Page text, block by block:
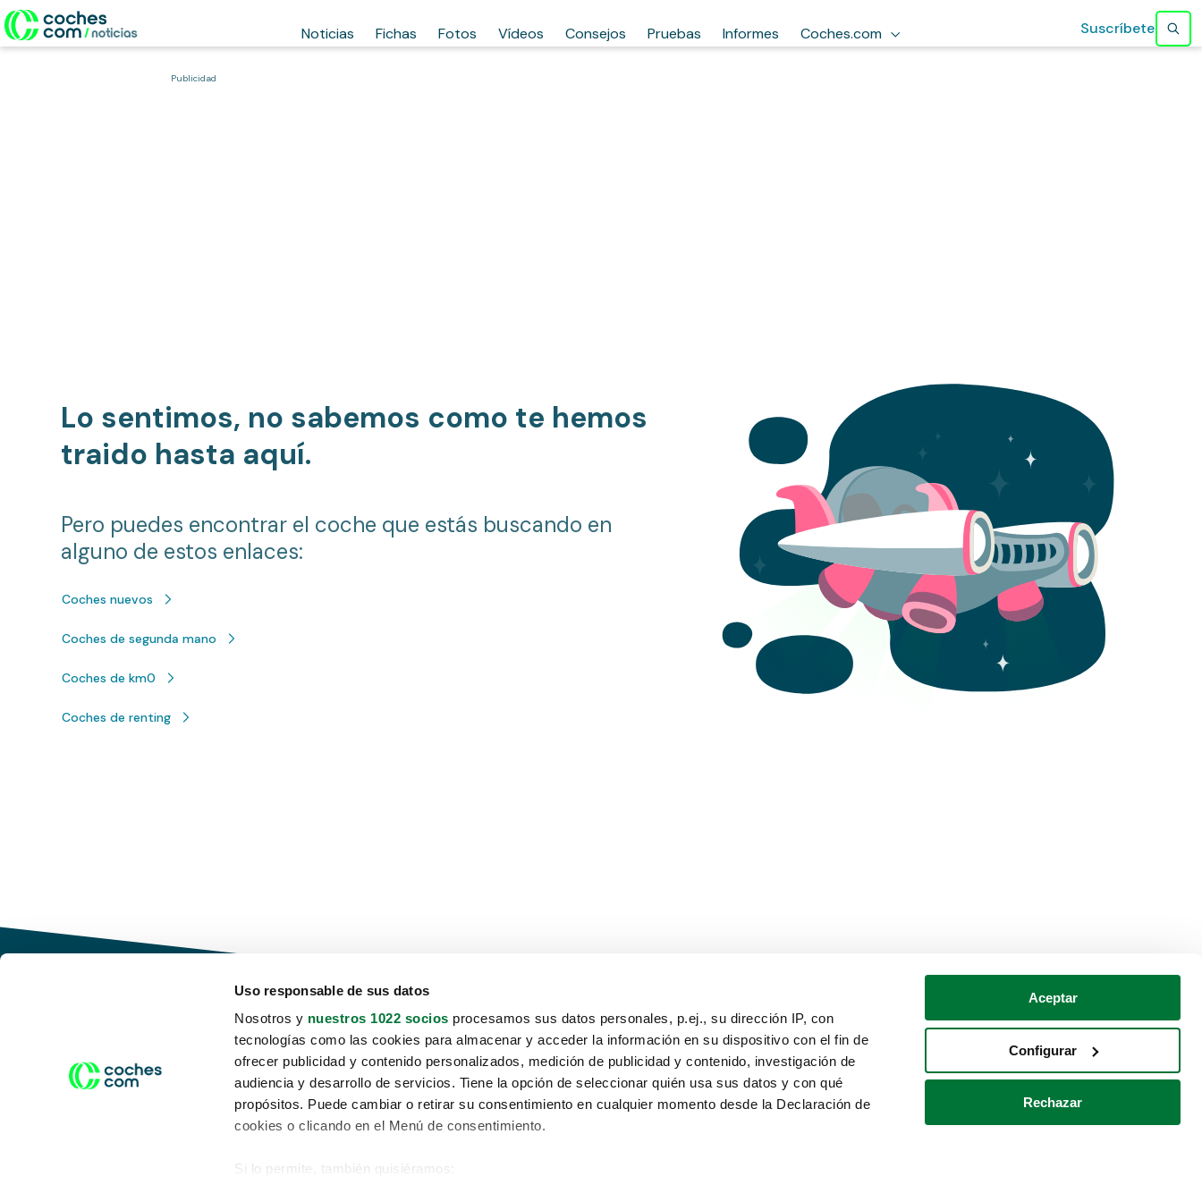
Uso responsable de sus datos
Nosotros y nuestros 1022 socios procesamos sus datos personales, p.ej., su dirección IP, con
tecnologías como las cookies para almacenar y acceder la información en su dispositivo con el fin de
ofrecer publicidad y contenido personalizados, medición de publicidad y contenido, investigación de
audiencia y desarrollo de servicios. Tiene la opción de seleccionar quién usa sus datos y con qué
propósitos. Puede cambiar o retirar su consentimiento en cualquier momento desde la Declaración de
cookies o clicando en el Menú de consentimiento.
Si lo permite, también quisiéramos:
Aceptar
Configurar
Rechazar
Noticias Fichas Fotos Vídeos Consejos Pruebas Informes Coches.com Suscríbete
Publicidad
Lo sentimos, no sabemos como te hemos
traido hasta aquí.
Pero puedes encontrar el coche que estás buscando en
alguno de estos enlaces:
Coches nuevos
Coches de segunda mano
Coches de km0
Coches de renting
Conduce tu futuro,
desata tu movilidad